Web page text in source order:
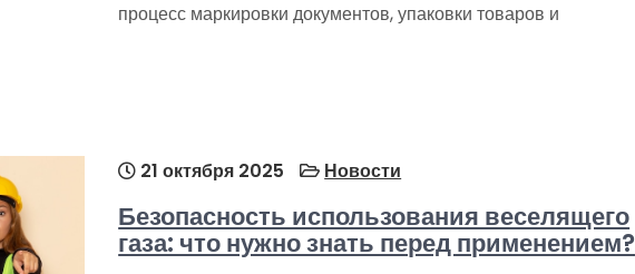
процесс маркировки документов, упаковки товаров и
21 октября 2025 Новости
Безопасность использования веселящего
газа: что нужно знать перед применением?